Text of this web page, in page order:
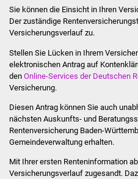
Sie können die Einsicht in Ihren
Der zuständige
Versicherungsverlauf zu.
Stellen Sie Lücken in Ihrem
elektronischen Antrag auf
den Online-Services der Deutschen
Versicherung.
Diesen Antrag können Sie auch
nächsten Auskunfts- und
Rentenversicherung Baden-
Gemeindeverwaltung erhalten.
Mit Ihrer ersten Renteninformation a
Versicherungsverlauf zugesandt.